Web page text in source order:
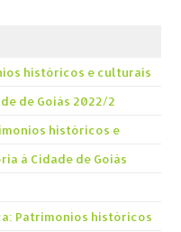
históricos e culturais
de Goiás 2022/2
históricos e
á Cidade de Goiás
Patrimonios históricos